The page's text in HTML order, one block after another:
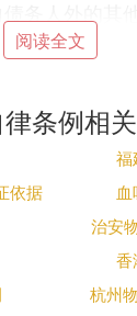
个人信息，
收款渠道，
债务人及相
收取额外费
催收自律公约
装须文明得体
服装。 第二
场催收人员
阅读全文
条例相
福
依据
治安
香
杭州